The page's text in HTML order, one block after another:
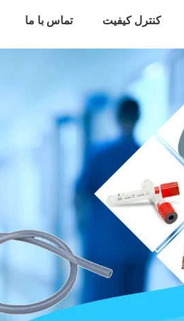
کنترل کیفیت تماس با ما